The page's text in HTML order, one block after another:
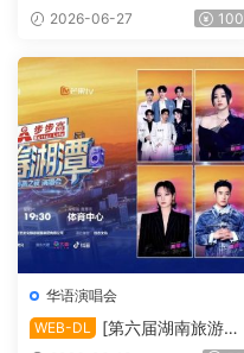
the Day 刘德华巡回演唱会]
MA5.1][ISO/42.00 GiB]
2026-06-27 100
华语演唱会
WEB-DL
[第六届湖南旅游发